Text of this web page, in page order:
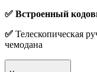
✅ Встроенный
✅ Телескопическая
чемодана